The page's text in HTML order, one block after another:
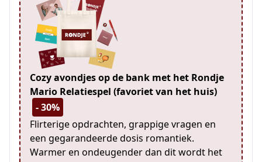
Cozy avondjes op de bank met het Rondje
Mario Relatiespel (favoriet van het huis)
- 30%
Flirterige opdrachten, grappige vragen en
een gegarandeerde dosis romantiek.
Warmer en ondeugender dan dit wordt het